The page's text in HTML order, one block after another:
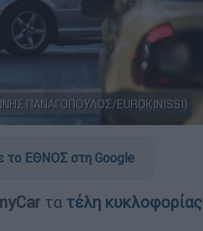
ΠΑΝΑΓΟΠΟΥΛΟΣ/EUROKINISSI)
το ΕΘΝΟΣ στη Google
τα τέλη κυκλοφορίας